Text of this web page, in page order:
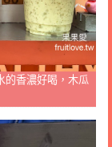
的香濃好喝，木瓜